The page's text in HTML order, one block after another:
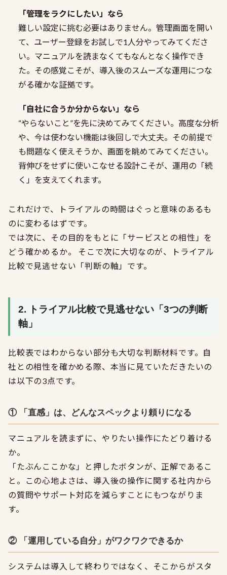
「管理をラクにしたい」なら
難しい設定に挑む必要はありません。管理画面を開い
て、ユーザー登録をお試しで1人分やってみてくださ
い。マニュアルを読まなくてもなんとなく操作でき
た。その感覚こそが、導入後のスムーズな運用につな
がる確かな証拠です。
「自社に合うか分からない」なら
“やらないこと”を先に決めてみてください。高度な分析
や、今は使わない機能は後回しで大丈夫。その前提で
も問題なく使えそうか、画面を眺めてみてください。
背伸びをせずに使いこなせる設計こそが、運用の「続
く」を支えてくれます。
これだけで、トライアルの時間はぐっと意味のあるも
のに変わるはずです。
では次に、その目的をもとに「サービスとの相性」を
どう確かめるか。 そこで次に大切なのが、トライアル
比較で見逃せない「判断の軸」です。
2. トライアル比較で見逃せない「3つの判断
軸」
比較表ではわからない部分も大切な判断材料です。自
社との相性を確かめる際、本当に見ていただきたいの
は以下の3点です。
① 「直感」は、どんなスペックより頼りになる
マニュアルを読まずに、やりたい操作にたどり着ける
か。
「たぶんここかな」と押したボタンが、正解であるこ
と。この心地よさは、導入後の操作に関する社内から
の質問やサポート対応を減らすことにもつながりま
す。
② 「運用している自分」がワクワクできるか
システムは導入して終わりではなく、そこからがスタ